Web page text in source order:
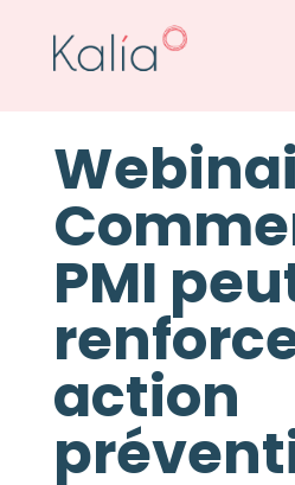
PMI
action